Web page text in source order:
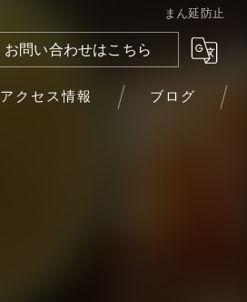
まん延防止
お問い合わせはこちら
アクセス情報 ブログ